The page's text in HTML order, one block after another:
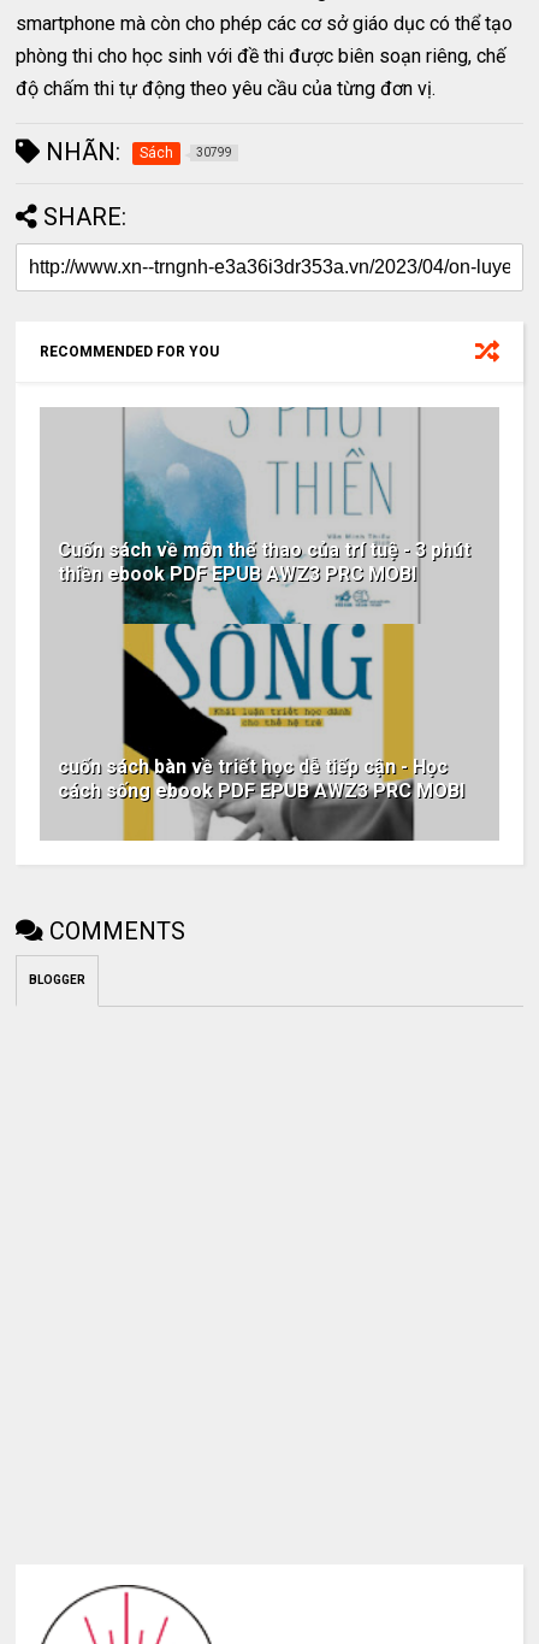
smartphone mà còn cho phép các cơ sở giáo dục có thể tạo
phòng thi cho học sinh với đề thi được biên soạn riêng, chế
độ chấm thi tự động theo yêu cầu của từng đơn vị.
NHÃN: Sách 30799
SHARE:
RECOMMENDED FOR YOU
Cuốn sách về môn thể thao của trí tuệ - 3 phút
thiền ebook PDF EPUB AWZ3 PRC MOBI
cuốn sách bàn về triết học dễ tiếp cận - Học
cách sống ebook PDF EPUB AWZ3 PRC MOBI
COMMENTS
BLOGGER